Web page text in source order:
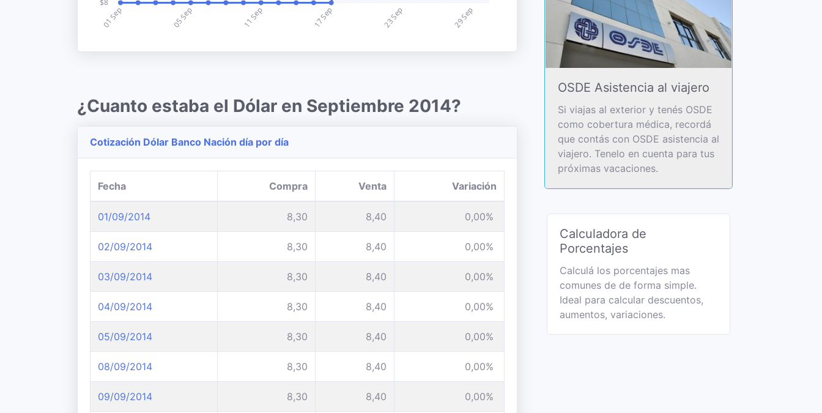
¿Cuanto estaba el Dólar en Septiembre 2014?
Cotización Dólar Banco Nación día por día
Fecha Compra Venta Variación
01/09/2014 8,30 8,40 0,00%
02/09/2014 8,30 8,40 0,00%
03/09/2014 8,30 8,40 0,00%
04/09/2014 8,30 8,40 0,00%
05/09/2014 8,30 8,40 0,00%
08/09/2014 8,30 8,40 0,00%
09/09/2014 8,30 8,40 0,00%
OSDE Asistencia al viajero
Si viajas al exterior y tenés OSDE
como cobertura médica, recordá
que contás con OSDE asistencia al
viajero. Tenelo en cuenta para tus
próximas vacaciones.
Calculadora de
Porcentajes
Calculá los porcentajes mas
comunes de de forma simple.
Ideal para calcular descuentos,
aumentos, variaciones.